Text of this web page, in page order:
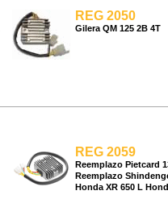
REG 2050
Gilera QM 125 2B 4T
REG 2059
Reemplazo Pietcard
Reemplazo
Honda XR 650 L